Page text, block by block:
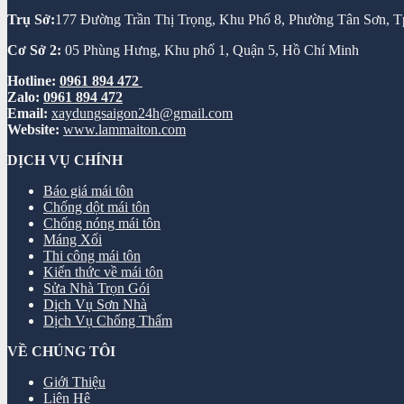
Trụ Sở:177 Đường Trần Thị Trọng, Khu Phố 8, Phường Tân Sơn,
Cơ Sở 2: 05 Phùng Hưng, Khu phố 1, Quận 5, Hồ Chí Minh
Hotline: 0961 894 472
Zalo: 0961 894 472
Email: xaydungsaigon24h@gmail.com
Website: www.lammaiton.com
DỊCH VỤ CHÍNH
Báo giá mái tôn
Chống dột mái tôn
Chống nóng mái tôn
Máng Xối
Thi công mái tôn
Kiến thức về mái tôn
Sửa Nhà Trọn Gói
Dịch Vụ Sơn Nhà
Dịch Vụ Chống Thấm
VỀ CHÚNG TÔI
Giới Thiệu
Liên Hệ